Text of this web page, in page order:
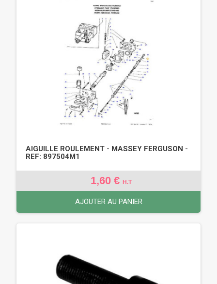
AIGUILLE ROULEMENT - MASSEY FERGUSON -
REF: 897504M1
1,60 € H.T
AJOUTER AU PANIER